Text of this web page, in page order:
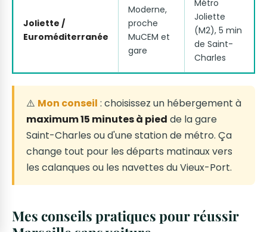
Joliette /
Euroméditerranée
Moderne,
proche
MuCEM et
gare
Métro
Joliette
(M2), 5 min
de Saint-
Charles
⚠️ Mon conseil : choisissez un hébergement à
maximum 15 minutes à pied de la gare
Saint-Charles ou d'une station de métro. Ça
change tout pour les départs matinaux vers
les calanques ou les navettes du Vieux-Port.
Mes conseils pratiques pour réussir